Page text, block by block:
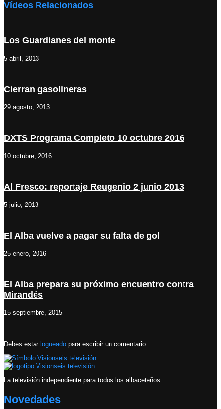
Vídeos Relacionados
Los Guardianes del monte
5 abril, 2013
Cierran gasolineras
29 agosto, 2013
DXTS Programa Completo 10 octubre 2016
10 octubre, 2016
Al Fresco: reportaje Reugenio 2 junio 2013
5 julio, 2013
El Alba vuelve a pagar su falta de gol
25 enero, 2016
El Alba prepara su próximo encuentro contra
Mirandés
15 septiembre, 2015
Debes estar logueado para escribir un comentario
La televisión independiente para todos los albaceteños.
Novedades